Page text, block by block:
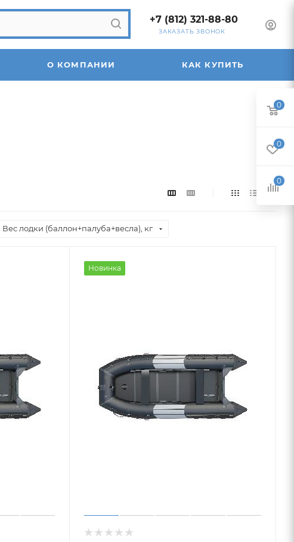
+7 (812) 321-88-80
ЗАКАЗАТЬ ЗВОНОК
О КОМПАНИИ КАК КУПИТЬ
Вес лодки (баллон+палуба+весла), кг
Новинка
0
0
0